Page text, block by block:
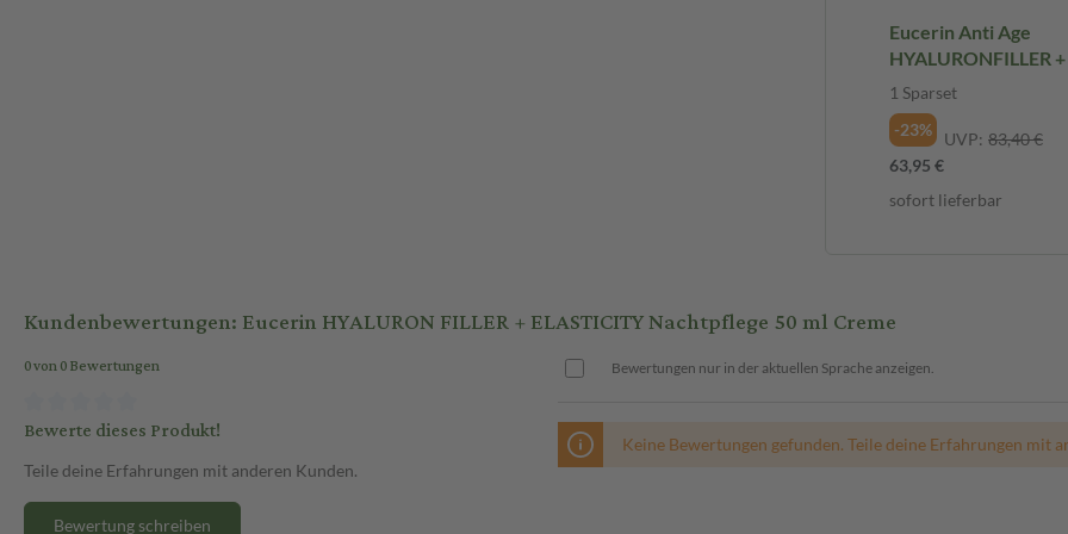
Eucerin Anti Age
HYALURONFILLER
Tag & Nacht Set 1
1 Sparset
-23%
UVP: 83,40 €
63,95 €
sofort lieferbar
Kundenbewertungen: Eucerin HYALURON FILLER + ELASTICITY Nachtpflege 50 ml Creme
0 von 0 Bewertungen
Bewerte dieses Produkt!
Teile deine Erfahrungen mit anderen Kunden.
Bewertung schreiben
Bewertungen nur in der aktuellen Sprache anzeigen.
Keine Bewertungen gefunden. Teile deine Erfahrungen mit